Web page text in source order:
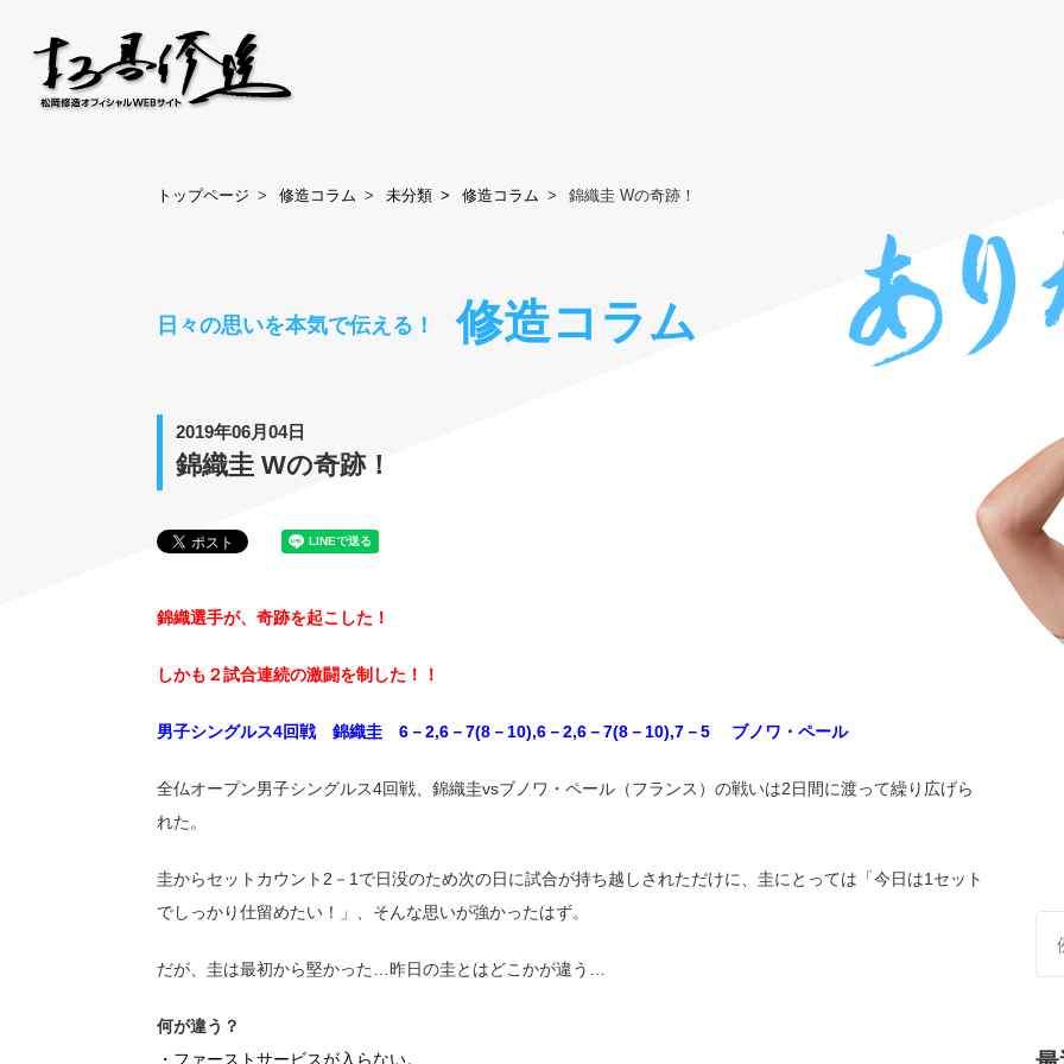
トップページ 修造コラム 未分類 修造コラム 錦織圭 Wの奇跡！
日々の思いを本気で伝える！ 修造コラム
2019年06月04日
錦織圭 Wの奇跡！
錦織選手が、奇跡を起こした！
しかも２試合連続の激闘を制した！！
男子シングルス4回戦 錦織圭 6－2,6－7(8－10),6－2,6－7(8－10),7－5 ブノワ・ペール
全仏オープン男子シングルス4回戦、錦織圭vsブノワ・ペール（フランス）の戦いは2日間に渡って繰り広げら
れた。
圭からセットカウント2－1で日没のため次の日に試合が持ち越しされただけに、 圭にとっては「今日は1セット
でしっかり仕留めたい！」、そんな思いが強かったはず。
だが、圭は最初から堅かった…昨日の圭とはどこかが違う…
何が違う？
・ファーストサービスが入らない。